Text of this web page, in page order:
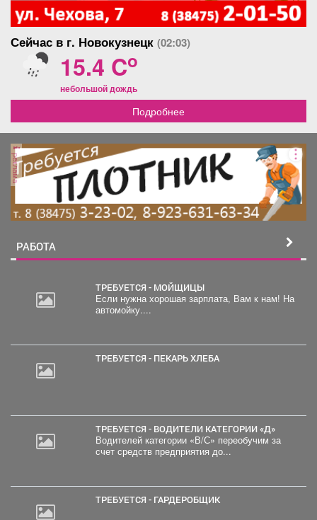
Сейчас в г. Новокузнецк (02:03)
15.4 Co
небольшой дождь
Подробнее
реклама
РАБОТА
ТРЕБУЕТСЯ - МОЙЩИЦЫ
Если нужна хорошая зарплата, Вам к нам! На
автомойку....
ТРЕБУЕТСЯ - ПЕКАРЬ ХЛЕБА
ТРЕБУЕТСЯ - ВОДИТЕЛИ КАТЕГОРИИ «Д»
Водителей категории «В/С» переобучим за
счет средств предприятия до...
ТРЕБУЕТСЯ - ГАРДЕРОБЩИК